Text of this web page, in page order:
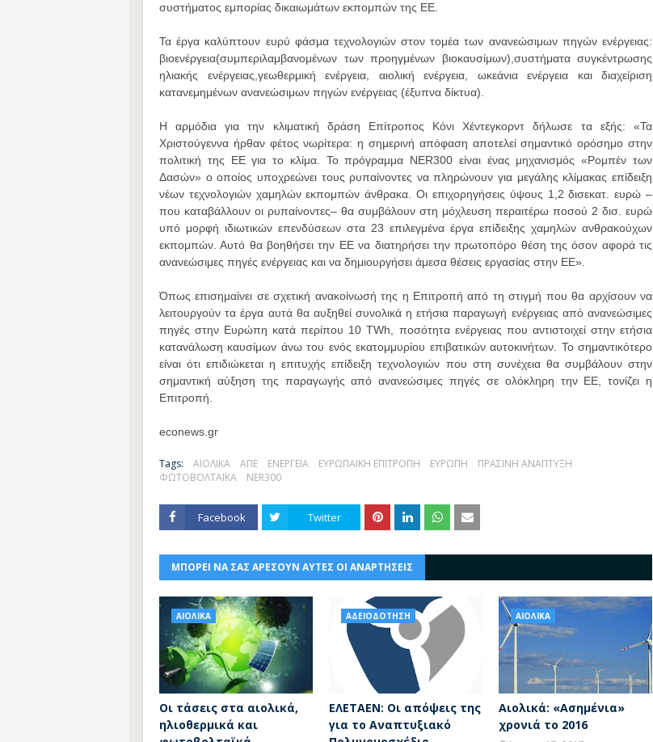
συστήματος εμπορίας δικαιωμάτων εκπομπών της ΕΕ.
Τα έργα καλύπτουν ευρύ φάσμα τεχνολογιών στον τομέα των ανανεώσιμων πηγών ενέργειας:
βιοενέργεια(συμπεριλαμβανομένων των προηγμένων βιοκαυσίμων),συστήματα συγκέντρωσης
ηλιακής ενέργειας,γεωθερμική ενέργεια, αιολική ενέργεια, ωκεάνια ενέργεια και διαχείριση
κατανεμημένων ανανεώσιμων πηγών ενέργειας (έξυπνα δίκτυα).
Η αρμόδια για την κλιματική δράση Επίτροπος Κόνι Χέντεγκορντ δήλωσε τα εξής: «Τα
Χριστούγεννα ήρθαν φέτος νωρίτερα: η σημερινή απόφαση αποτελεί σημαντικό ορόσημο στην
πολιτική της ΕΕ για το κλίμα. Το πρόγραμμα NER300 είναι ένας μηχανισμός «Ρομπέν των
Δασών» ο οποίος υποχρεώνει τους ρυπαίνοντες να πληρώνουν για μεγάλης κλίμακας επίδειξη
νέων τεχνολογιών χαμηλών εκπομπών άνθρακα. Οι επιχορηγήσεις ύψους 1,2 δισεκατ. ευρώ –
που καταβάλλουν οι ρυπαίνοντες– θα συμβάλουν στη μόχλευση περαιτέρω ποσού 2 δισ. ευρώ
υπό μορφή ιδιωτικών επενδύσεων στα 23 επιλεγμένα έργα επίδειξης χαμηλών ανθρακούχων
εκπομπών. Αυτό θα βοηθήσει την ΕΕ να διατηρήσει την πρωτοπόρο θέση της όσον αφορά τις
ανανεώσιμες πηγές ενέργειας και να δημιουργήσει άμεσα θέσεις εργασίας στην ΕΕ».
Όπως επισημαίνει σε σχετική ανακοίνωσή της η Επιτροπή από τη στιγμή που θα αρχίσουν να
λειτουργούν τα έργα αυτά θα αυξηθεί συνολικά η ετήσια παραγωγή ενέργειας από ανανεώσιμες
πηγές στην Ευρώπη κατά περίπου 10 TWh, ποσότητα ενέργειας που αντιστοιχεί στην ετήσια
κατανάλωση καυσίμων άνω του ενός εκατομμυρίου επιβατικών αυτοκινήτων. Το σημαντικότερο
είναι ότι επιδιώκεται η επιτυχής επίδειξη τεχνολογιών που στη συνέχεια θα συμβάλουν στην
σημαντική αύξηση της παραγωγής από ανανεώσιμες πηγές σε ολόκληρη την ΕΕ, τονίζει η
Επιτροπή.
econews.gr
Tags: ΑΙΟΛΙΚΑ ΑΠΕ ΕΝΕΡΓΕΙΑ ΕΥΡΩΠΑΪΚΗ ΕΠΙΤΡΟΠΗ ΕΥΡΩΠΗ
ΠΡΑΣΙΝΗ ΑΝΑΠΤΥΞΗ
ΦΩΤΟΒΟΛΤΑΪΚΑ
NER300
Facebook Twitter
ΜΠΟΡΕΙ ΝΑ ΣΑΣ ΑΡΕΣΟΥΝ ΑΥΤΕΣ ΟΙ ΑΝΑΡΤΗΣΕΙΣ
ΑΙΟΛΙΚΑ
Οι τάσεις στα αιολικά,
ηλιοθερμικά και
ΑΔΕΙΟΔΟΤΗΣΗ
ΕΛΕΤΑΕΝ: Οι απόψεις της
για το Αναπτυξιακό
ΑΙΟΛΙΚΑ
Αιολικά: «Ασημένια»
χρονιά το 2016